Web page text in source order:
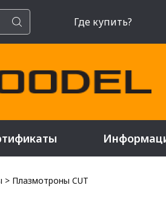
Где купить?
> Плазмотроны CUT